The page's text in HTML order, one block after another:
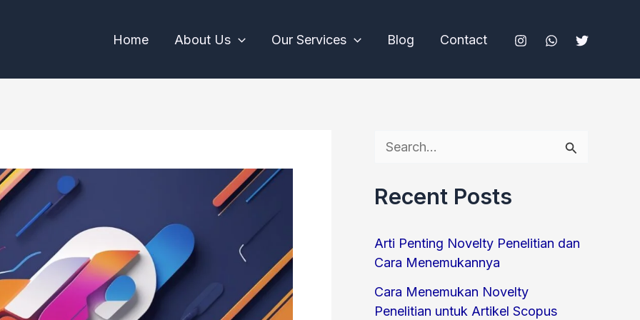
Home About Us Our Services Blog Contact
a
f
Recent Posts
Arti Penting Novelty Penelitian dan
Cara Menemukannya
Cara Menemukan Novelty
Penelitian untuk Artikel Scopus